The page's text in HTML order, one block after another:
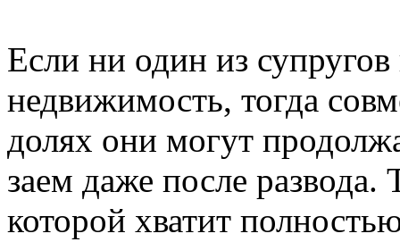
Если ни один из
недвижимость, тогда
долях они могут
заем даже после
которой хватит